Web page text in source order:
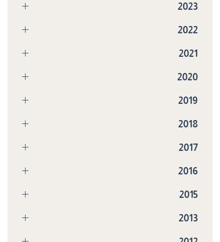
2023
2022
2021
2020
2019
2018
2017
2016
2015
2013